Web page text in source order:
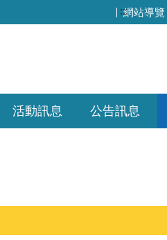
:::網站導覽
活動訊息 公告訊息